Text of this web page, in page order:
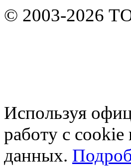
© 2003-2026
Используя
работу с
данных.